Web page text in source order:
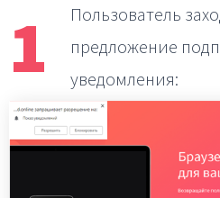
1 Пользователь
предложение
уведомления: